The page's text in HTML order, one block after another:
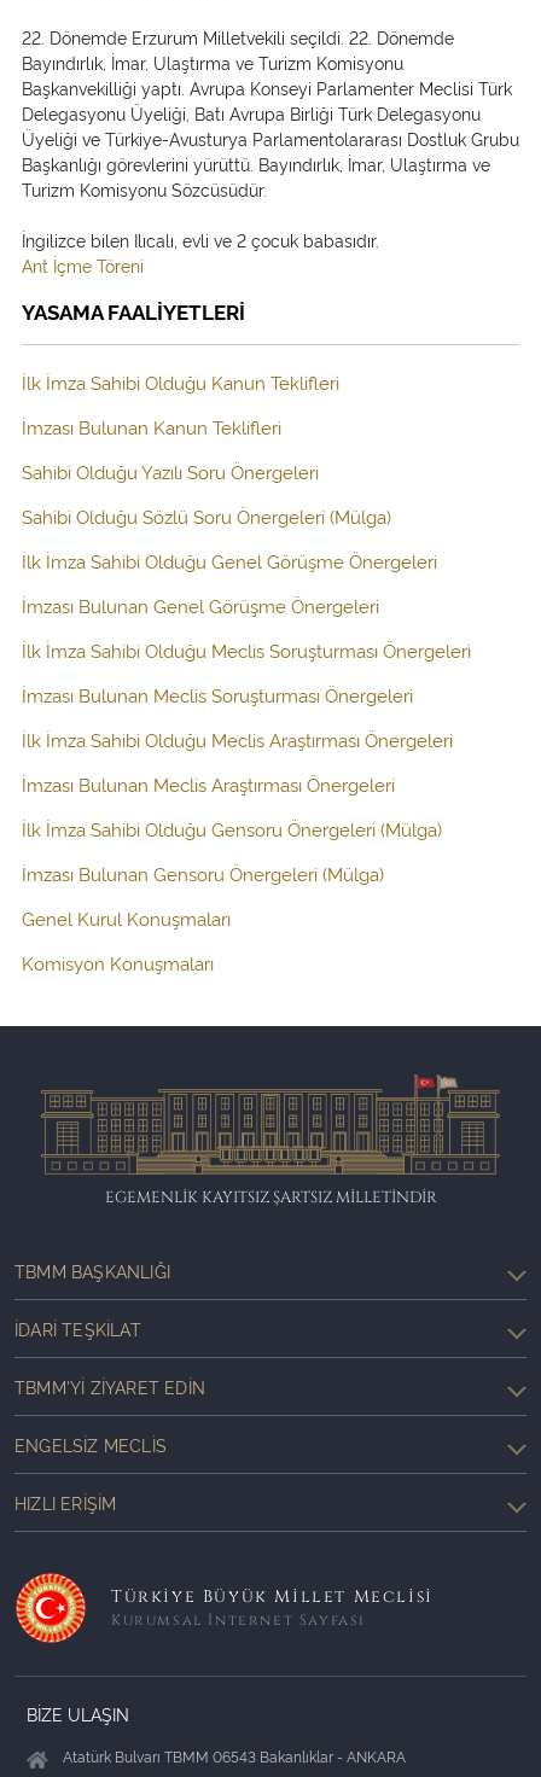
22. Dönemde Erzurum Milletvekili seçildi. 22. Dönemde
Bayındırlık, İmar, Ulaştırma ve Turizm Komisyonu
Başkanvekilliği yaptı. Avrupa Konseyi Parlamenter Meclisi Türk
Delegasyonu Üyeliği, Batı Avrupa Birliği Türk Delegasyonu
Üyeliği ve Türkiye-Avusturya Parlamentolararası Dostluk Grubu
Başkanlığı görevlerini yürüttü. Bayındırlık, İmar, Ulaştırma ve
Turizm Komisyonu Sözcüsüdür.
İngilizce bilen Ilıcalı, evli ve 2 çocuk babasıdır.
Ant İçme Töreni
YASAMA FAALİYETLERİ
İlk İmza Sahibi Olduğu Kanun Teklifleri
İmzası Bulunan Kanun Teklifleri
Sahibi Olduğu Yazılı Soru Önergeleri
Sahibi Olduğu Sözlü Soru Önergeleri (Mülga)
İlk İmza Sahibi Olduğu Genel Görüşme Önergeleri
İmzası Bulunan Genel Görüşme Önergeleri
İlk İmza Sahibi Olduğu Meclis Soruşturması Önergeleri
İmzası Bulunan Meclis Soruşturması Önergeleri
İlk İmza Sahibi Olduğu Meclis Araştırması Önergeleri
İmzası Bulunan Meclis Araştırması Önergeleri
İlk İmza Sahibi Olduğu Gensoru Önergeleri (Mülga)
İmzası Bulunan Gensoru Önergeleri (Mülga)
Genel Kurul Konuşmaları
Komisyon Konuşmaları
EGEMENLİK KAYITSIZ ŞARTSIZ MİLLETİNDİR
TBMM BAŞKANLIĞI
İDARI TEŞKILAT
TBMM'YI ZIYARET EDIN
ENGELSIZ MECLIS
HIZLI ERIŞIM
Türkiye Büyük Millet Meclisi
Kurumsal İnternet Sayfası
BİZE ULAŞIN
Atatürk Bulvarı TBMM 06543 Bakanlıklar - ANKARA